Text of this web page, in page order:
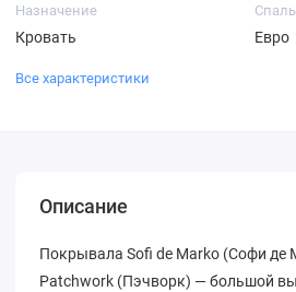
Назначение
Кровать Евро
Все характеристики
Описание
Покрывала Sofi de Marko (Софи де
Patchwork (Пэчворк) — большой